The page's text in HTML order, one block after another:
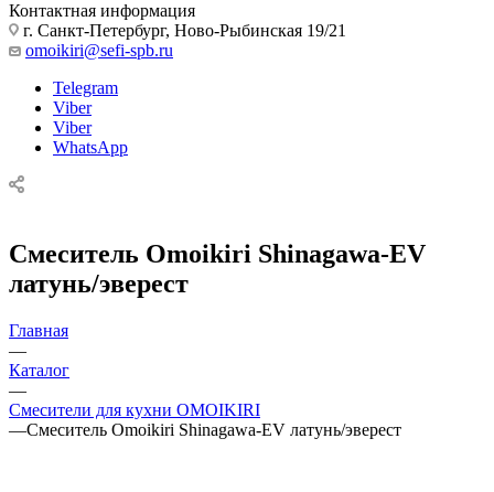
Контактная информация
г. Санкт-Петербург, Ново-Рыбинская 19/21
omoikiri@sefi-spb.ru
Telegram
Viber
Viber
WhatsApp
Смеситель Omoikiri Shinagawa-EV
латунь/эверест
Главная
—
Каталог
—
Смесители для кухни OMOIKIRI
—Смеситель Omoikiri Shinagawa-EV латунь/эверест